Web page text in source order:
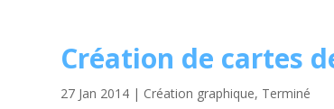
Création de cartes
27 Jan 2014 | Création graphique, Terminé